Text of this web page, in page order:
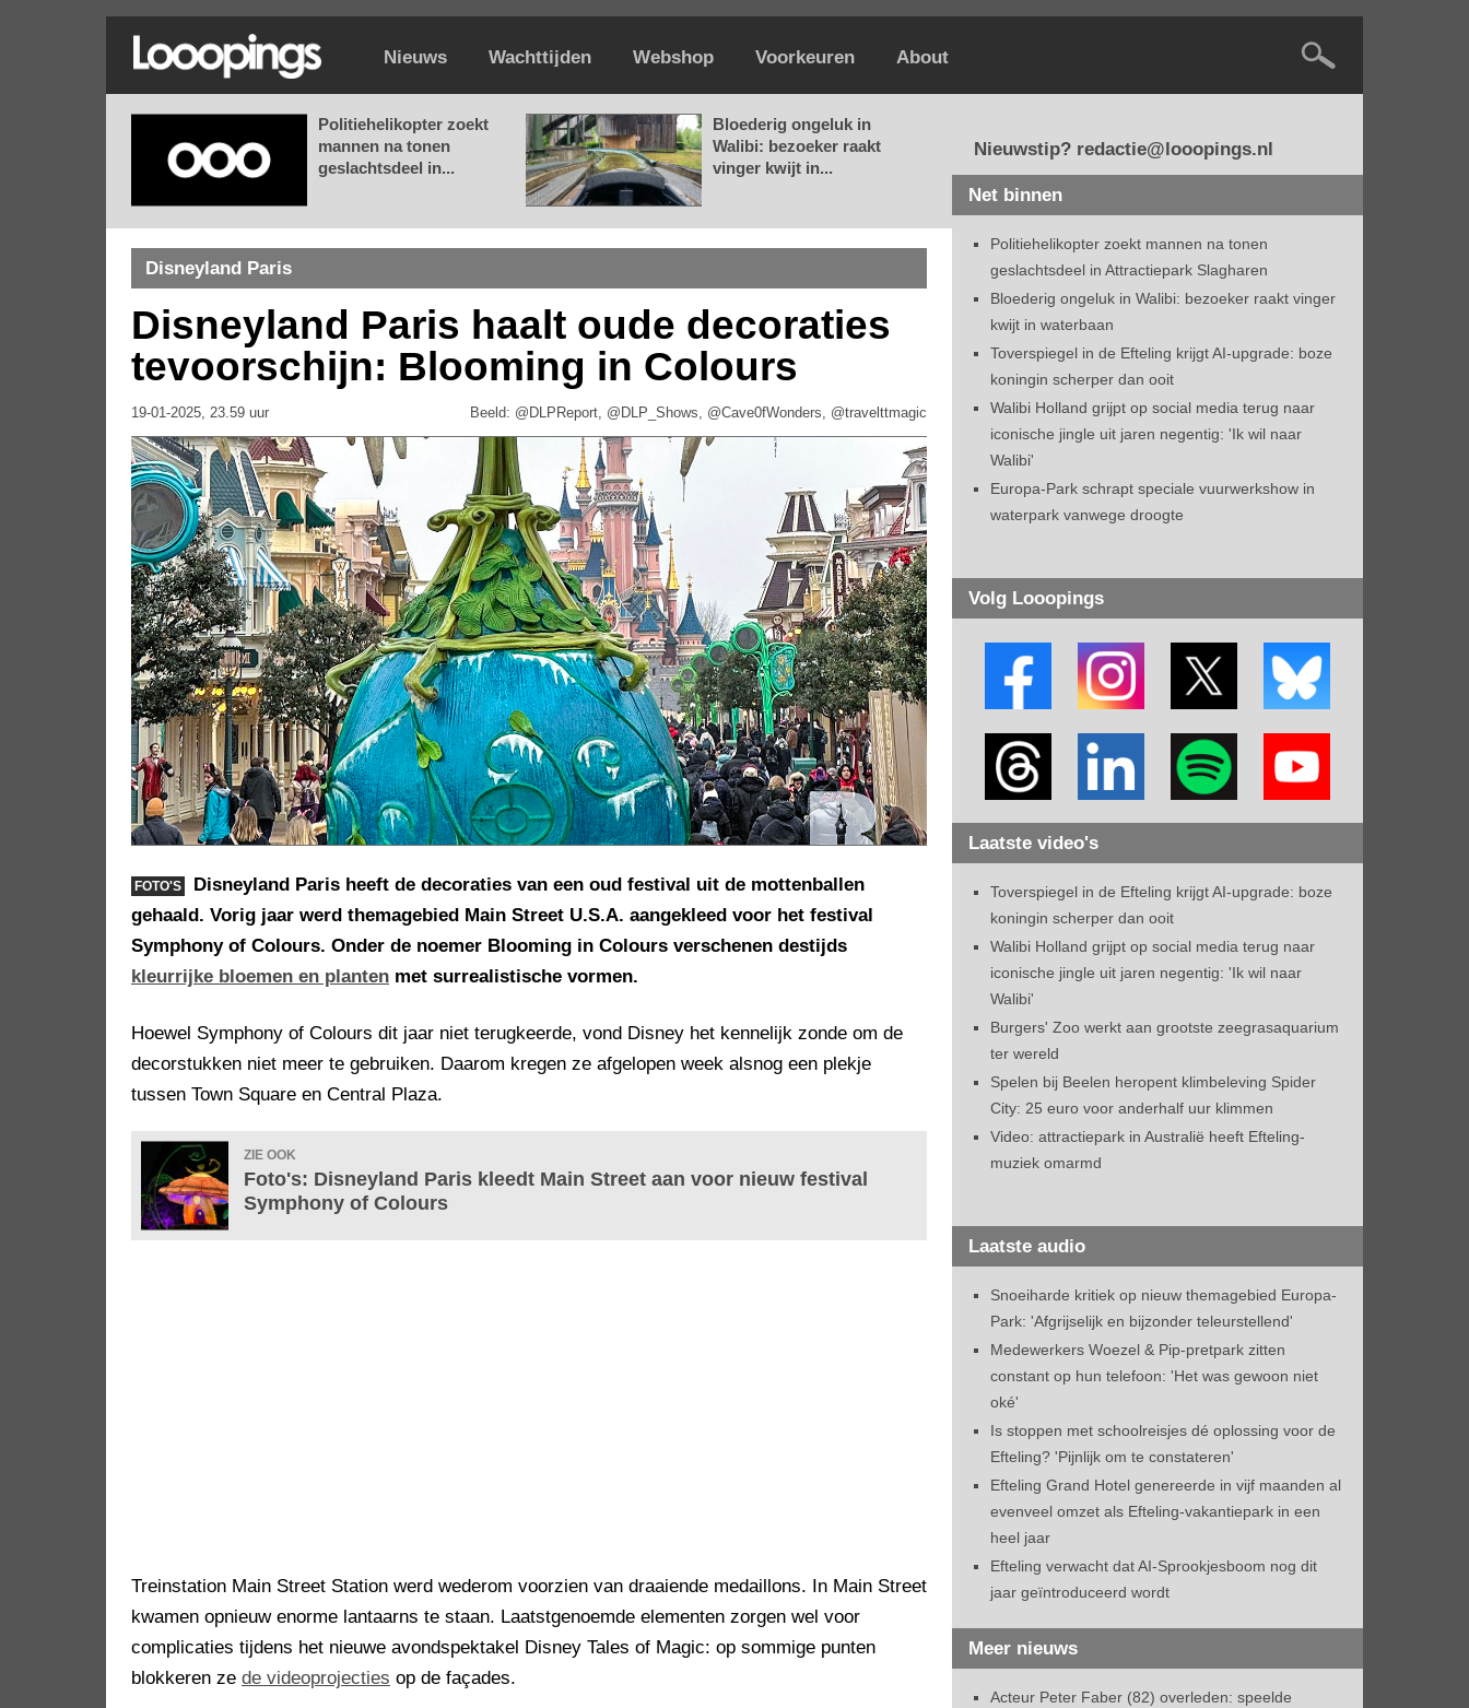
Nieuws Wachttijden Webshop Voorkeuren About
Politiehelikopter zoekt
mannen na tonen
geslachtsdeel in...
Bloederig ongeluk in
Walibi: bezoeker raakt
vinger kwijt in...
Disneyland Paris
Disneyland Paris haalt oude decoraties
tevoorschijn: Blooming in Colours
19-01-2025, 23.59 uur Beeld: @DLPReport, @DLP_Shows, @Cave0fWonders, @travelttmagic
FOTO'S
Disneyland Paris heeft de decoraties van een oud festival uit de mottenballen
gehaald. Vorig jaar werd themagebied Main Street U.S.A. aangekleed voor het festival
Symphony of Colours. Onder de noemer Blooming in Colours verschenen destijds
kleurrijke bloemen en planten met surrealistische vormen.
Hoewel Symphony of Colours dit jaar niet terugkeerde, vond Disney het kennelijk zonde om de
decorstukken niet meer te gebruiken. Daarom kregen ze afgelopen week alsnog een plekje
tussen Town Square en Central Plaza.
ZIE OOK
Foto's: Disneyland Paris kleedt Main Street aan voor nieuw festival
Symphony of Colours
Treinstation Main Street Station werd wederom voorzien van draaiende medaillons. In Main Street
kwamen opnieuw enorme lantaarns te staan. Laatstgenoemde elementen zorgen wel voor
complicaties tijdens het nieuwe avondspektakel Disney Tales of Magic: op sommige punten
blokkeren ze de videoprojecties op de façades.
Nieuwstip? redactie@looopings.nl
Net binnen
Politiehelikopter zoekt mannen na tonen
geslachtsdeel in Attractiepark Slagharen
Bloederig ongeluk in Walibi: bezoeker raakt vinger
kwijt in waterbaan
Toverspiegel in de Efteling krijgt AI-upgrade: boze
koningin scherper dan ooit
Walibi Holland grijpt op social media terug naar
iconische jingle uit jaren negentig: 'Ik wil naar
Walibi'
Europa-Park schrapt speciale vuurwerkshow in
waterpark vanwege droogte
Volg Looopings
Laatste video's
Toverspiegel in de Efteling krijgt AI-upgrade: boze
koningin scherper dan ooit
Walibi Holland grijpt op social media terug naar
iconische jingle uit jaren negentig: 'Ik wil naar
Walibi'
Burgers' Zoo werkt aan grootste zeegrasaquarium
ter wereld
Spelen bij Beelen heropent klimbeleving Spider
City: 25 euro voor anderhalf uur klimmen
Video: attractiepark in Australië heeft Efteling-
muziek omarmd
Laatste audio
Snoeiharde kritiek op nieuw themagebied Europa-
Park: 'Afgrijselijk en bijzonder teleurstellend'
Medewerkers Woezel & Pip-pretpark zitten
constant op hun telefoon: 'Het was gewoon niet
oké'
Is stoppen met schoolreisjes dé oplossing voor de
Efteling? 'Pijnlijk om te constateren'
Efteling Grand Hotel genereerde in vijf maanden al
evenveel omzet als Efteling-vakantiepark in een
heel jaar
Efteling verwacht dat AI-Sprookjesboom nog dit
jaar geïntroduceerd wordt
Meer nieuws
Acteur Peter Faber (82) overleden: speelde